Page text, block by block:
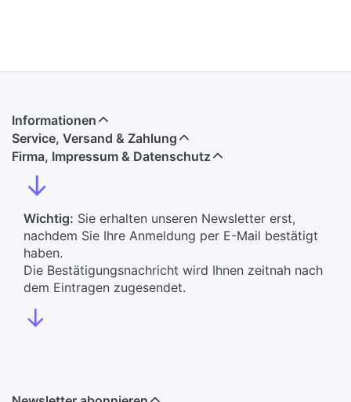
Informationen
Service, Versand & Zahlung
Firma, Impressum & Datenschutz
↓
Wichtig: Sie erhalten unseren Newsletter erst,
nachdem Sie Ihre Anmeldung per E-Mail bestätigt
haben.
Die Bestätigungsnachricht wird Ihnen zeitnah nach
dem Eintragen zugesendet.
↓